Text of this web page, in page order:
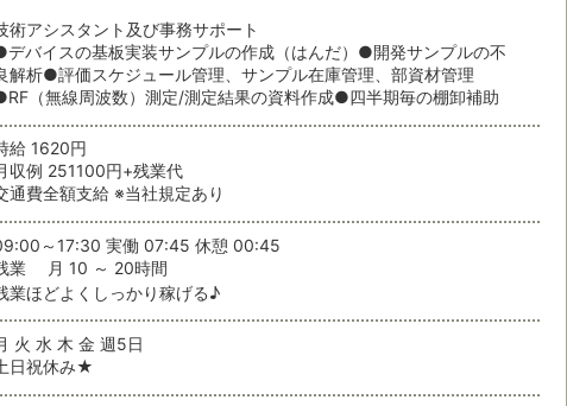
から検索
駅から
条件を追加する
の条件を選ぶ
徴
複数人募集 土日休み
術アシスタント及び事務サポート
デバイスの基板実装サンプルの作成（はんだ）●開発サンプルの不
解析●評価スケジュール管理、サンプル在庫管理、部資材管理
（無線周波数）測定/測定結果の資料作成●四半期毎の棚卸補助
給 1620円
収例 251100円+残業代
通費全額支給 ※当社規定あり
～17:30 実働 07:45 休憩 00:45
業 月 10 ～ 20時間
業ほどよくしっかり稼げる♪
火 水 木 金 週5日
日祝休み★